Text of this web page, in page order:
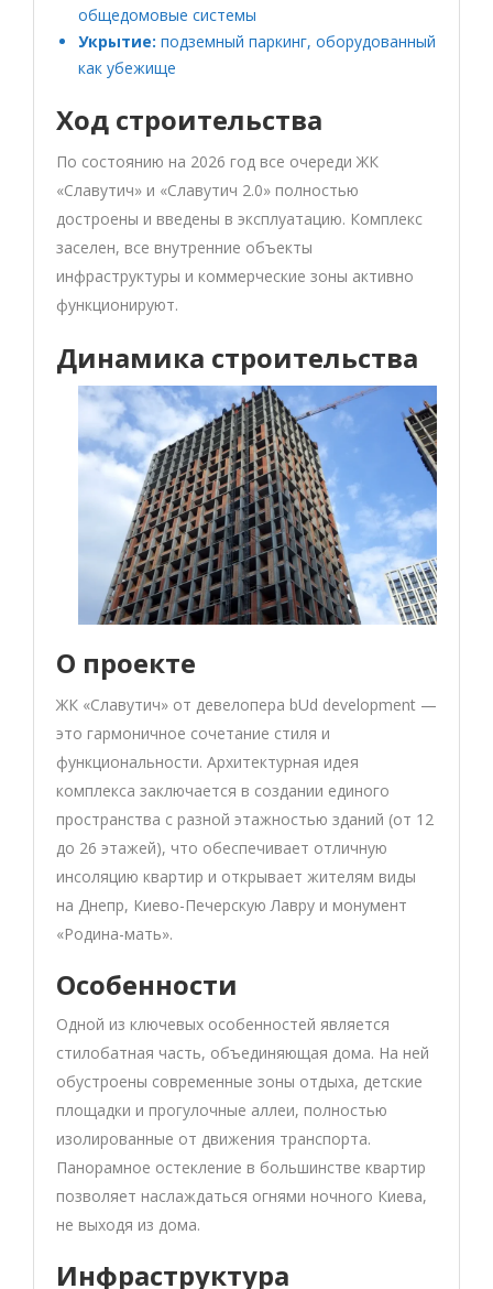
общедомовые системы
Укрытие: подземный паркинг, оборудованный
как убежище
Ход строительства
По состоянию на 2026 год все очереди ЖК
«Славутич» и «Славутич 2.0» полностью
достроены и введены в эксплуатацию. Комплекс
заселен, все внутренние объекты
инфраструктуры и коммерческие зоны активно
функционируют.
Динамика строительства
О проекте
ЖК «Славутич» от девелопера bUd development —
это гармоничное сочетание стиля и
функциональности. Архитектурная идея
комплекса заключается в создании единого
пространства с разной этажностью зданий (от 12
до 26 этажей), что обеспечивает отличную
инсоляцию квартир и открывает жителям виды
на Днепр, Киево-Печерскую Лавру и монумент
«Родина-мать».
Особенности
Одной из ключевых особенностей является
стилобатная часть, объединяющая дома. На ней
обустроены современные зоны отдыха, детские
площадки и прогулочные аллеи, полностью
изолированные от движения транспорта.
Панорамное остекление в большинстве квартир
позволяет наслаждаться огнями ночного Киева,
не выходя из дома.
Инфраструктура